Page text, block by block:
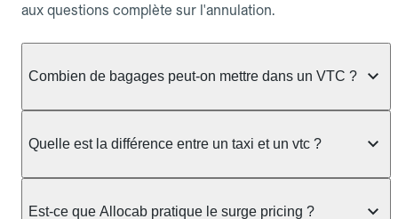
aux questions complète sur l'annulation.
Combien de bagages peut-on mettre dans un VTC ?
réservée :
Berline, Green, Berline Affaires, VAO : jusqu'à 3
Quelle est la différence entre un taxi et un vtc ?
dans la rue ou à une station, avec un tarif calculé au
Est-ce que Allocab pratique le surge pricing ?